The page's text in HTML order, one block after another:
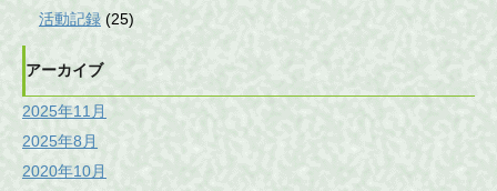
活動記録 (25)
アーカイブ
2025年11月
2025年8月
2020年10月